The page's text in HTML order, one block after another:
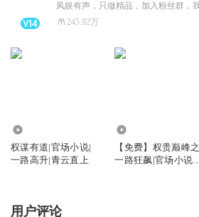
245.92万
权谋有道|官场小说|
一路高升|青云直上
【免费】权贵巅峰之
一路狂飙|官场小说|
用户评论